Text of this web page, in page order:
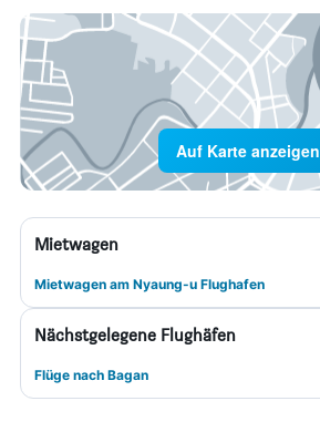
Auf Karte anzeigen
Mietwagen
Mietwagen am Nyaung-u Flughafen
Nächstgelegene Flughäfen
Flüge nach Bagan